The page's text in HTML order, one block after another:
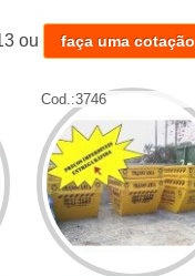
ou faça uma cotação
Cod.:3746